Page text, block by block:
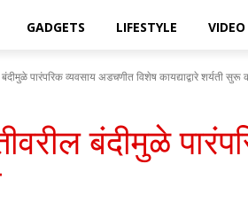
GADGETS LIFESTYLE VIDEO
बंदीमुळे पारंपरिक व्यवसाय अडचणीत विशेष कायद्याद्वारे शर्यती सुरू
बंदीमुळे